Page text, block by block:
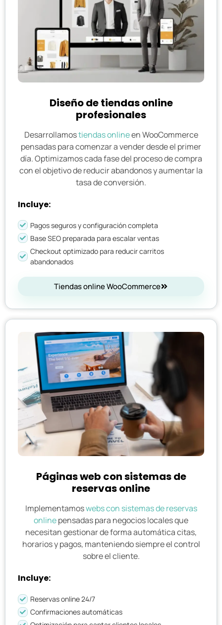
Diseño de tiendas online
profesionales
Desarrollamostiendas onlineen WooCommerce
pensadas para comenzar a vender desde el primer
día. Optimizamos cada fase del proceso de compra
con el objetivo de reducir abandonos y aumentar la
tasa de conversión.
Incluye:
Pagos seguros y configuración completa
Base SEO preparada para escalar ventas
Checkout optimizado para reducir carritos
abandonados
Tiendas online WooCommerce
Páginas web con sistemas de
reservas online
Implementamoswebs con sistemas de reservas
onlinepensadas para negocios locales que
necesitan gestionar de forma automática citas,
horarios y pagos, manteniendo siempre el control
sobre el cliente.
Incluye:
Reservas online 24/7
Confirmaciones automáticas